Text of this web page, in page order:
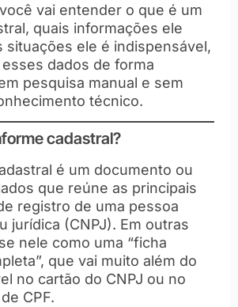
vai entender o que é um
quais informações ele
situações ele é indispensável,
dados de forma
pesquisa manual e sem
técnico.
cadastral?
é um documento ou
que reúne as principais
registro de uma pessoa
jurídica (CNPJ). Em outras
nele como uma “ficha
que vai muito além do
no cartão do CNPJ ou no
CPF.